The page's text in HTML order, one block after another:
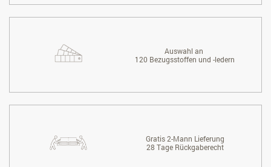
Auswahl an
120 Bezugsstoffen und -ledern
Gratis 2-Mann Lieferung
28 Tage Rückgaberecht